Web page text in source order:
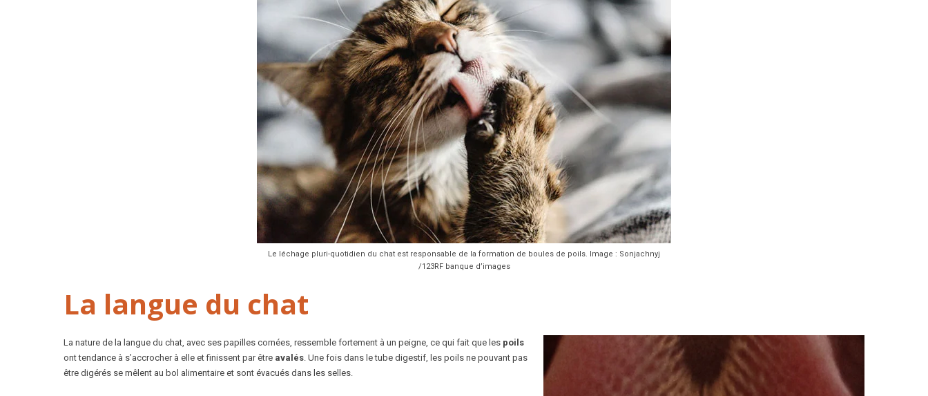
Le léchage pluri-quotidien du chat est responsable de la formation de boules de poils. Image : Sonjachnyj
/123RF banque d’images
La langue du chat
La nature de la langue du chat, avec ses papilles cornées, ressemble fortement à un peigne, ce qui fait que les poils
ont tendance à s’accrocher à elle et finissent par être avalés. Une fois dans le tube digestif, les poils ne pouvant pas
être digérés se mêlent au bol alimentaire et sont évacués dans les selles.